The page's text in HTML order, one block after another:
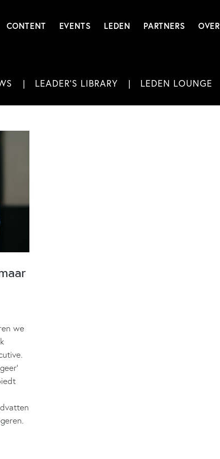
CONTENT EVENTS LEDEN PARTNERS OVER
LEADER'S LIBRARY LEDEN LOUNGE
we